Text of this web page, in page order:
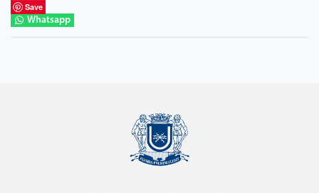
Save
Whatsapp